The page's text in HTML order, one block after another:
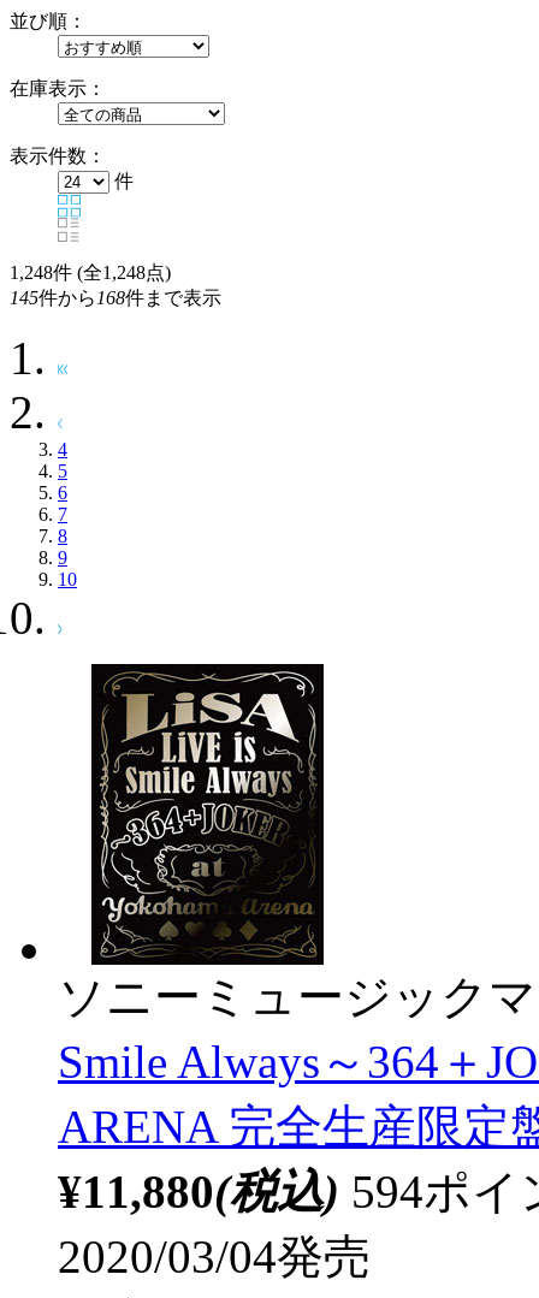
並び順：
在庫表示：
表示件数：
件
1,248件 (全1,248点)
145件から 168件まで表示
4
5
6
7
8
9
10
ソニーミュージック
Smile Always～364＋
ARENA 完全生産限定
¥11,880(税込) 594ポ
2020/03/04発売